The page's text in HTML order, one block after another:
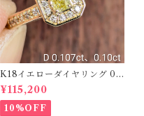
K18イエローダイヤリング 0.1
07ct D 0.10ct【PRO20878
1】
¥115,200
10%OFF